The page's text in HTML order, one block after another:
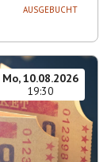
AUSGEBUCHT
Mo, 10.08.2026
19:30